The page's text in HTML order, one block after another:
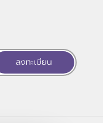
ลงทะเบียน